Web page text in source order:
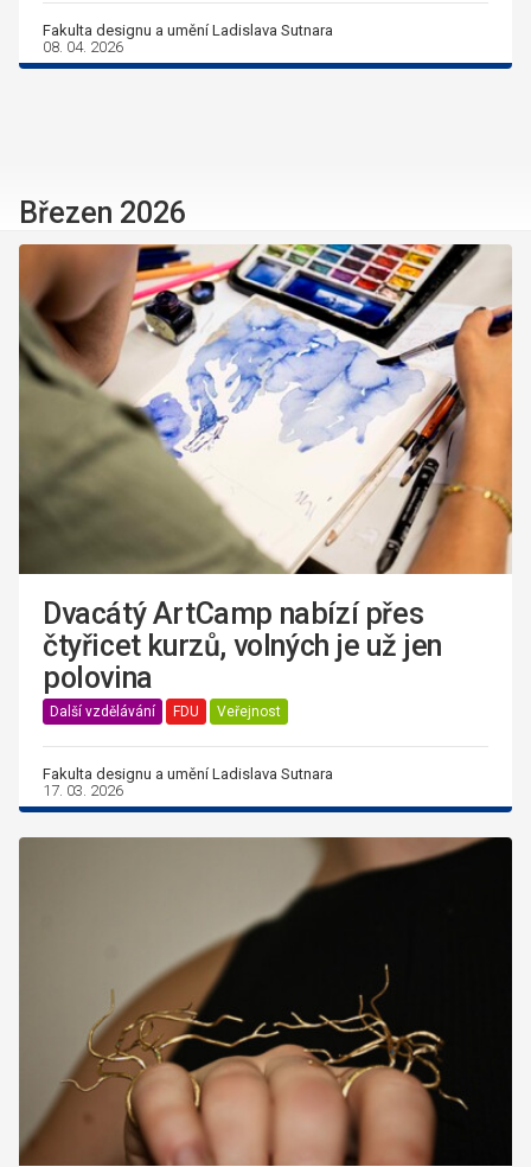
Fakulta designu a umění Ladislava Sutnara
08. 04. 2026
Březen 2026
Dvacátý ArtCamp nabízí přes
čtyřicet kurzů, volných je už jen
polovina
Další vzdělávání FDU Veřejnost
Fakulta designu a umění Ladislava Sutnara
17. 03. 2026